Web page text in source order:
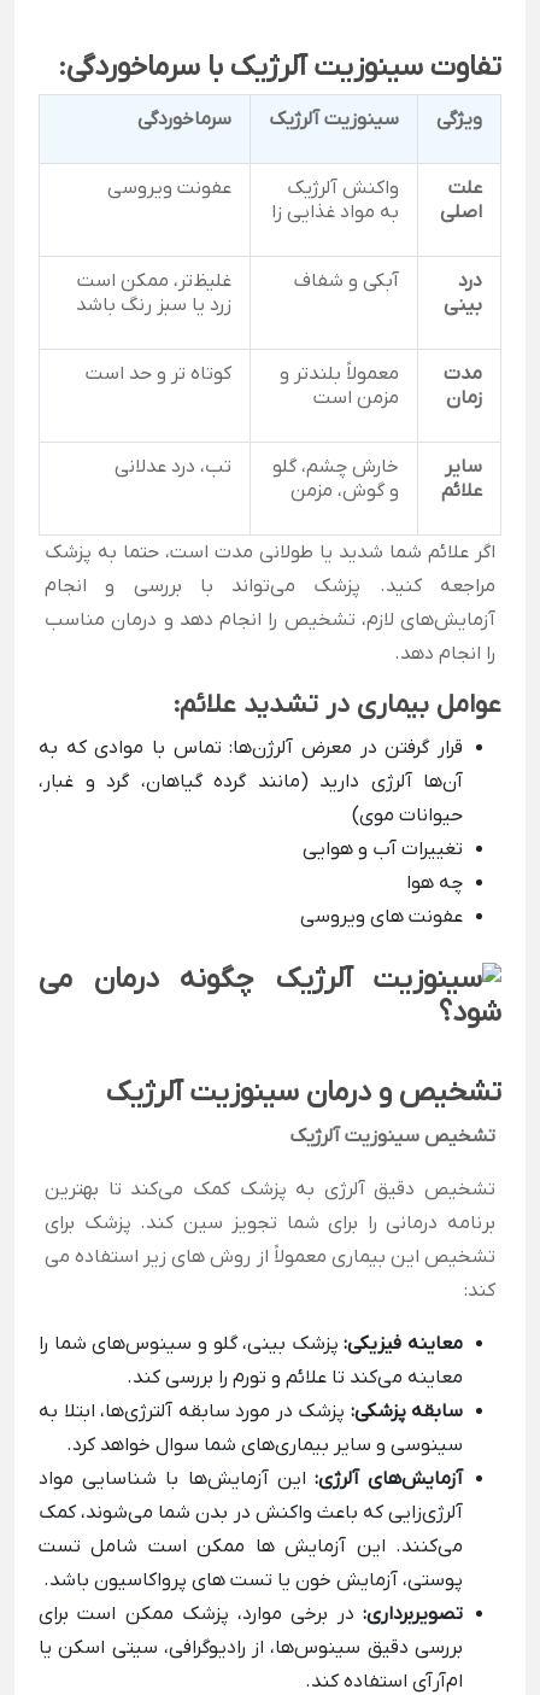
تفاوت سینوزیت آلرژیک با سرماخوردگی:
ویژگی سینوزیت آلرژیک سرماخوردگی
علت
اصلی
واکنش آلرژیک
به مواد غذایی زا
عفونت ویروسی
درد
بینی
آبکی و شفاف
غلیظ‌تر، ممکن است
زرد یا سبز رنگ باشد
مدت
زمان
معمولاً بلندتر و
مزمن است
کوتاه تر و حد است
سایر
علائم
خارش چشم، گلو
و گوش، مزمن
تب، درد عدلانی
اگر علائم شما شدید یا طولانی مدت است، حتما به پزشک
مراجعه کنید. پزشک می‌تواند با بررسی و انجام
آزمایش‌های لازم، تشخیص را انجام دهد و درمان مناسب
را انجام دهد.
عوامل بیماری در تشدید علائم:
قرار گرفتن در معرض آلرژن‌ها: تماس با موادی که به
آن‌ها آلرژی دارید (مانند گرده گیاهان، گرد و غبار،
حیوانات موی)
تغییرات آب و هوایی
چه هوا
عفونت های ویروسی
تشخیص و درمان سینوزیت آلرژیک
تشخیص سینوزیت آلرژیک
تشخیص دقیق آلرژی به پزشک کمک می‌کند تا بهترین
برنامه درمانی را برای شما تجویز سین کند. پزشک برای
تشخیص این بیماری معمولاً از روش های زیر استفاده می
کند:
معاینه فیزیکی: پزشک بینی، گلو و سینوس‌های شما را
معاینه می‌کند تا علائم و تورم را بررسی کند.
سابقه پزشکی: پزشک در مورد سابقه آلترژی‌ها، ابتلا به
سینوسی و سایر بیماری‌های شما سوال خواهد کرد.
آزمایش‌های آلرژی: این آزمایش‌ها با شناسایی مواد
آلرژی‌زایی که باعث واکنش در بدن شما می‌شوند، کمک
می‌کنند. این آزمایش ها ممکن است شامل تست
پوستی، آزمایش خون یا تست های پرواکاسیون باشد.
تصویربرداری: در برخی موارد، پزشک ممکن است برای
بررسی دقیق سینوس‌ها، از رادیوگرافی، سیتی اسکن یا
ام‌آرآی استفاده کند.